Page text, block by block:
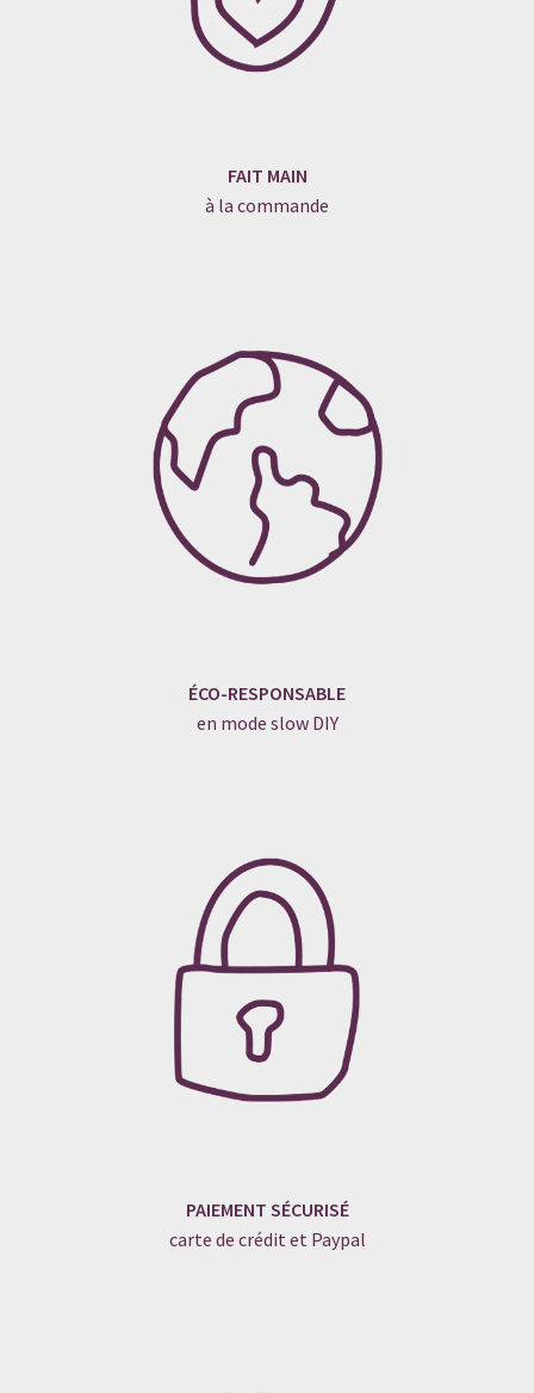
FAIT MAIN
à la commande
ÉCO-RESPONSABLE
en mode slow DIY
PAIEMENT SÉCURISÉ
carte de crédit et Paypal